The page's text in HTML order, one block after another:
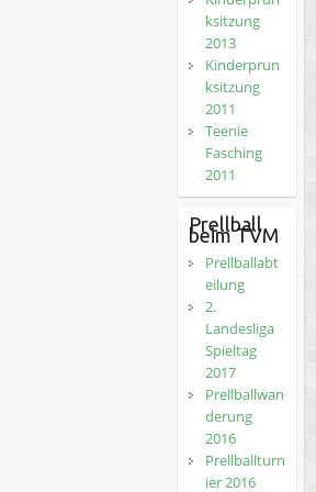
ksitzung
2013
Kinderprun
ksitzung
2011
Teenie
Fasching
2011
Prellball
beim TVM
Prellballabt
eilung
2.
Landesliga
Spieltag
2017
Prellballwan
derung
2016
Prellballturn
ier 2016